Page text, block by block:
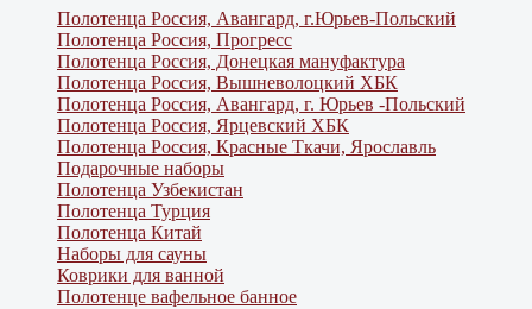
Полотенца Россия, Авангард, г.Юрьев-Польский
Полотенца Россия, Прогресс
Полотенца Россия, Донецкая мануфактура
Полотенца Россия, Вышневолоцкий ХБК
Полотенца Россия, Авангард, г. Юрьев -Польский
Полотенца Россия, Ярцевский ХБК
Полотенца Россия, Красные Ткачи, Ярославль
Подарочные наборы
Полотенца Узбекистан
Полотенца Турция
Полотенца Китай
Наборы для сауны
Коврики для ванной
Полотенце вафельное банное